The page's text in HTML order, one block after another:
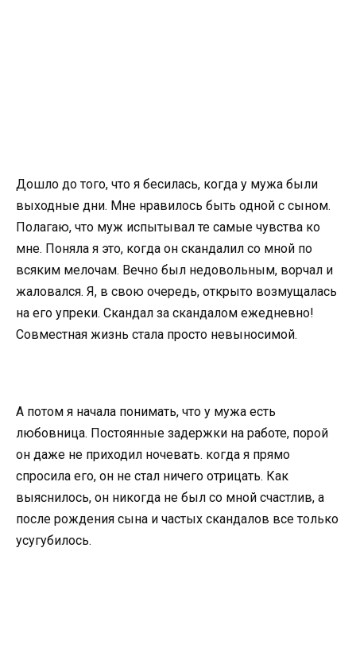
Дошло до того, что я бесилась, когда у мужа были
выходные дни. Мне нравилось быть одной с сыном.
Полагаю, что муж испытывал те самые чувства ко
мне. Поняла я это, когда он скандалил со мной по
всяким мелочам. Вечно был недовольным, ворчал и
жаловался. Я, в свою очередь, открыто возмущалась
на его упреки. Скандал за скандалом ежедневно!
Совместная жизнь стала просто невыносимой.
А потом я начала понимать, что у мужа есть
любовница. Постоянные задержки на работе, порой
он даже не приходил ночевать. когда я прямо
спросила его, он не стал ничего отрицать. Как
выяснилось, он никогда не был со мной счастлив, а
после рождения сына и частых скандалов все только
усугубилось.